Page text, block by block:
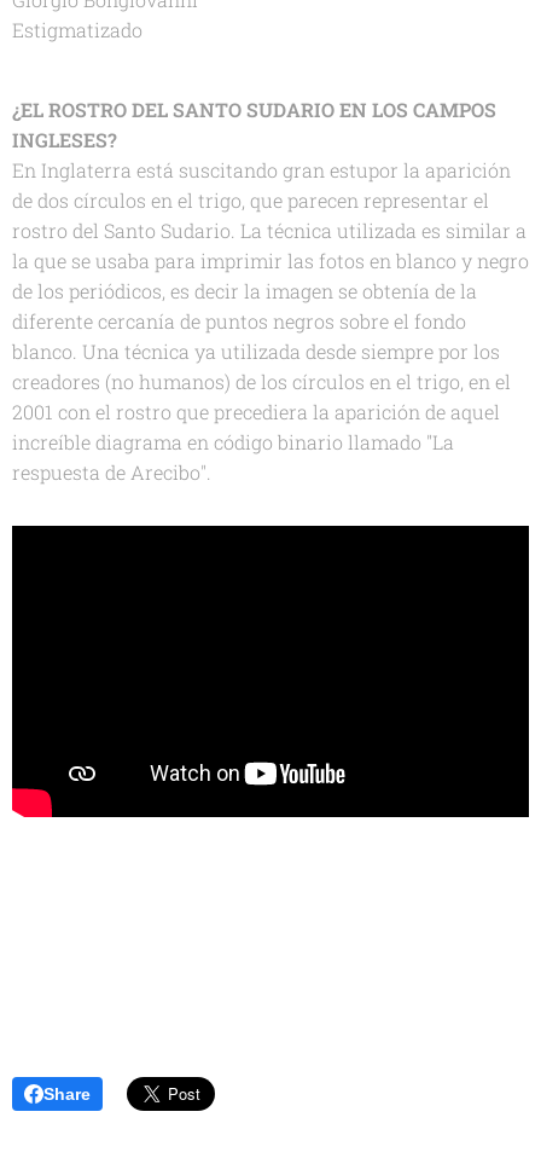
Estigmatizado
¿EL ROSTRO DEL SANTO SUDARIO EN LOS CAMPOS
INGLESES?
En Inglaterra está suscitando gran estupor la aparición
de dos círculos en el trigo, que parecen representar el
rostro del Santo Sudario. La técnica utilizada es similar a
la que se usaba para imprimir las fotos en blanco y negro
de los periódicos, es decir la imagen se obtenía de la
diferente cercanía de puntos negros sobre el fondo
blanco. Una técnica ya utilizada desde siempre por los
creadores (no humanos) de los círculos en el trigo, en el
2001 con el rostro que precediera la aparición de aquel
increíble diagrama en código binario llamado "La
respuesta de Arecibo".
Share